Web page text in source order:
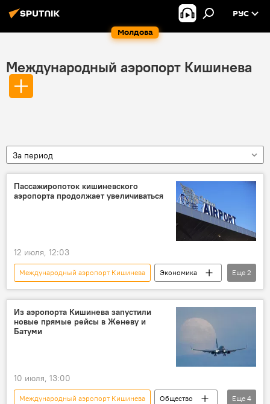
Молдова
РУС
Международный аэропорт Кишинева
За период
Пассажиропоток кишиневского
аэропорта продолжает увеличиваться
12 июля, 12:03
Международный аэропорт Кишинева
Экономика
В Молдове
Молдова
Еще 2
Из аэропорта Кишинева запустили
новые прямые рейсы в Женеву и
Батуми
10 июля, 13:00
Международный аэропорт Кишинева
Общество
Еще 4